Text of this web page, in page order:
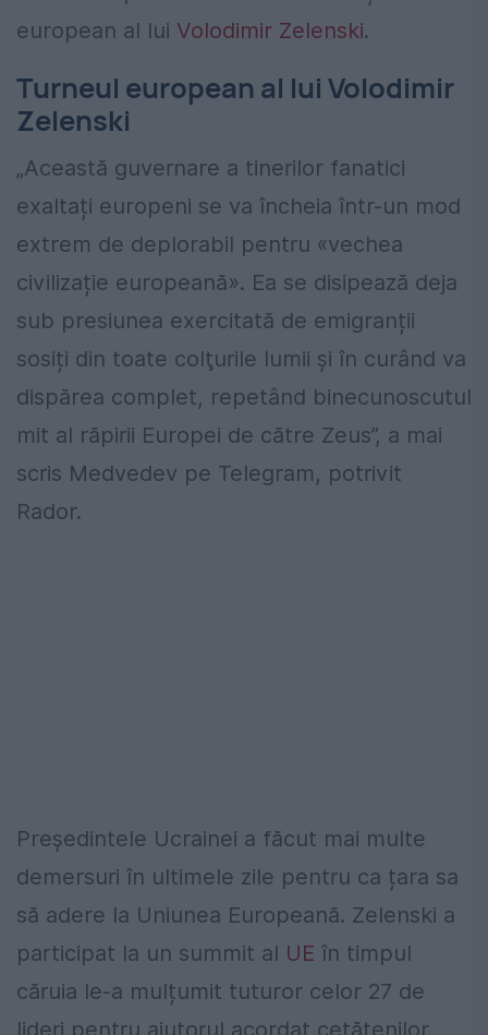
european al lui Volodimir Zelenski.
Turneul european al lui Volodimir
Zelenski
„Această guvernare a tinerilor fanatici
exaltați europeni se va încheia într-un mod
extrem de deplorabil pentru «vechea
civilizație europeană». Ea se disipează deja
sub presiunea exercitată de emigranții
sosiți din toate colţurile lumii şi în curând va
dispărea complet, repetând binecunoscutul
mit al răpirii Europei de către Zeus”, a mai
scris Medvedev pe Telegram, potrivit
Rador.
Președintele Ucrainei a făcut mai multe
demersuri în ultimele zile pentru ca țara sa
să adere la Uniunea Europeană. Zelenski a
participat la un summit al UE în timpul
căruia le-a mulțumit tuturor celor 27 de
lideri pentru ajutorul acordat cetățenilor